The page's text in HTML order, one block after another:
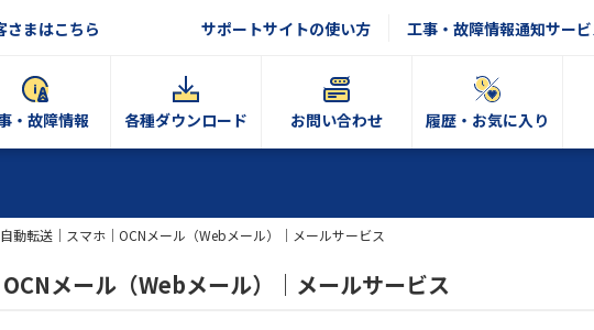
まはこちら サポートサイトの使い方 工事・故障情報通知サー
・故障情報 各種ダウンロード お問い合わせ 履歴・お気に入り
動転送｜スマホ｜OCNメール（Webメール）｜メールサービス
メール（Webメール）｜メールサービス